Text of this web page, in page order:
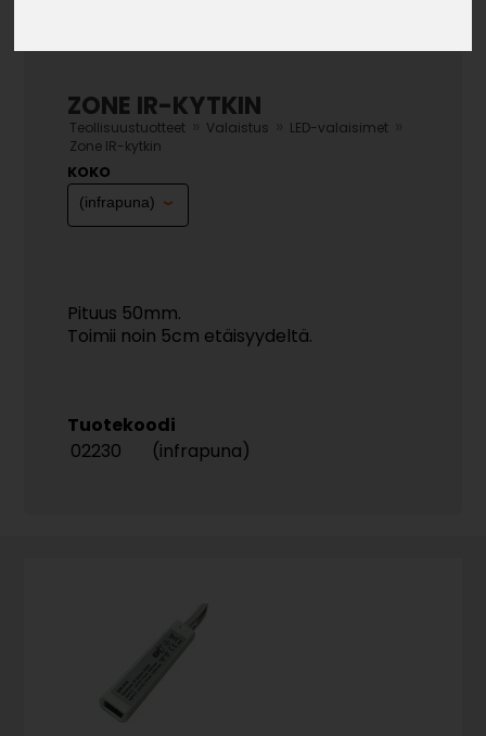
ZONE IR-KYTKIN
Teollisuustuotteet Valaistus LED-valaisimet
Zone IR-kytkin
KOKO
Pituus 50mm.
Toimii noin 5cm etäisyydeltä.
Tuotekoodi
02230
(infrapuna)